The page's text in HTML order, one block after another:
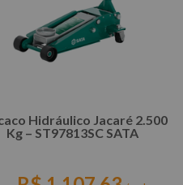
Hidráulico Jacaré 2.500
Kg – ST97813SC SATA